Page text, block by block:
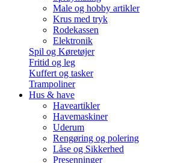
Male og hobby artikler
Krus med tryk
Rodekassen
Elektronik
Spil og Køretøjer
Fritid og leg
Kuffert og tasker
Trampoliner
Hus & have
Haveartikler
Havemaskiner
Uderum
Rengøring og polering
Låse og Sikkerhed
Presenninger